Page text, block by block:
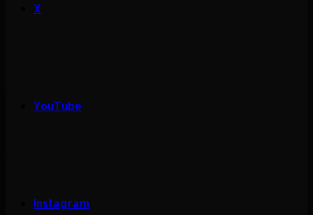
X
YouTube
Instagram